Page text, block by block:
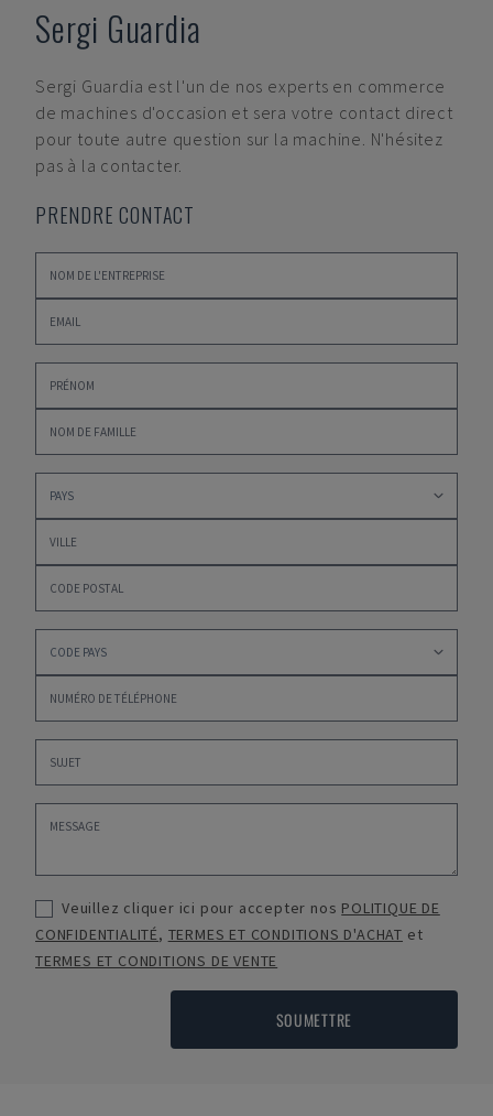
Sergi Guardia
Sergi Guardia est l'un de nos experts en commerce
de machines d'occasion et sera votre contact direct
pour toute autre question sur la machine. N'hésitez
pas à la contacter.
PRENDRE CONTACT
Veuillez cliquer ici pour accepter nos POLITIQUE DE
CONFIDENTIALITÉ, TERMES ET CONDITIONS D'ACHAT et
TERMES ET CONDITIONS DE VENTE
SOUMETTRE